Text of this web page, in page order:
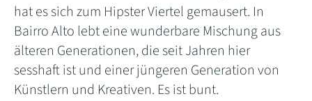
hat es sich zum Hipster Viertel gemausert. In
Bairro Alto lebt eine wunderbare Mischung aus
älteren Generationen, die seit Jahren hier
sesshaft ist und einer jüngeren Generation von
Künstlern und Kreativen. Es ist bunt.